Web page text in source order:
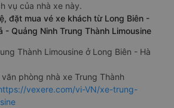
vụ của nhà xe này.
đặt mua vé xe khách từ Long Biên -
- Quảng Ninh Trung Thành Limousine
Thành Limousine ở Long Biên - Hà
phòng nhà xe Trung Thành
vexere.com/vi-VN/xe-trung-